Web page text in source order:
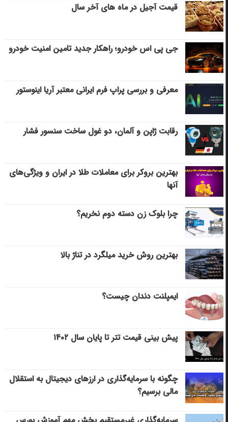
قیمت آجیل در ماه های آخر سال
جی پی اس خودرو؛ راهکار جدید تامین امنیت خودرو
معرفی و بررسی پراپ فرم ایرانی معتبر آریا اینوستور
رقابت ژاپن و آلمان، دو غول ساخت سنسور فشار
بهترین بروکر برای معاملات طلا در ایران و ویژگی‌های
آنها
چرا بلوک زن دسته دوم نخریم؟
بهترین روش خرید میلگرد در تناژ بالا
ایمپلنت دندان چیست؟
پیش بینی قیمت تتر تا پایان سال ۱۴۰۲
چگونه با سرمایه‌گذاری در ارزهای دیجیتال به استقلال
مالی برسیم؟